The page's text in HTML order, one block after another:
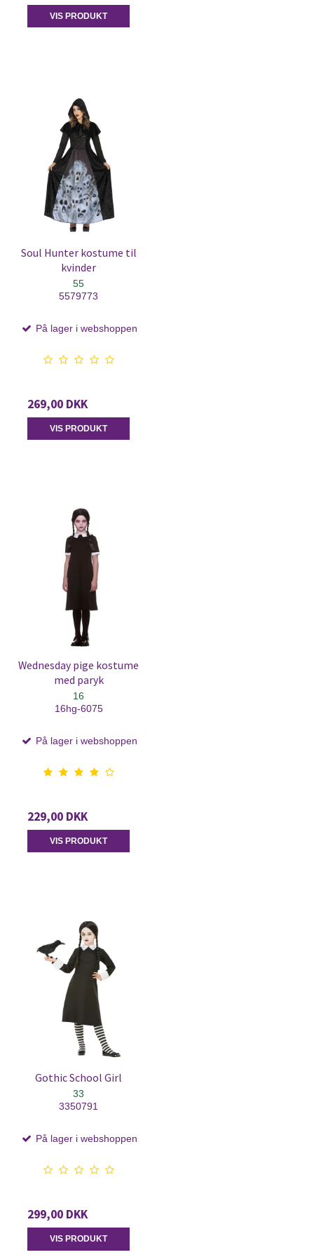
VIS PRODUKT
Soul Hunter kostume til
kvinder
55
5579773
På lager i webshoppen
269,00 DKK
VIS PRODUKT
Wednesday pige kostume
med paryk
16
16hg-6075
På lager i webshoppen
229,00 DKK
VIS PRODUKT
Gothic School Girl
33
3350791
På lager i webshoppen
299,00 DKK
VIS PRODUKT